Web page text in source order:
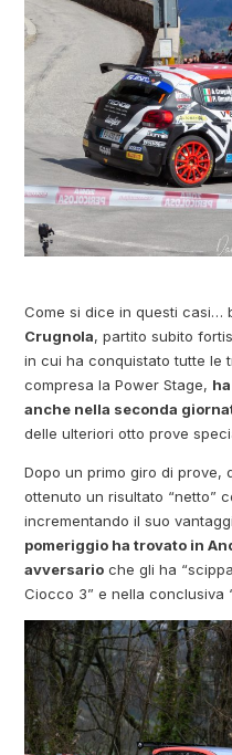
Come si dice in questi casi…
Crugnola, partito subito
in cui ha conquistato tutte le
compresa la Power Stage,
anche nella seconda
delle ulteriori otto prove
Dopo un primo giro di prove,
ottenuto un risultato “netto”
incrementando il suo
pomeriggio ha trovato in
avversario che gli ha
Ciocco 3” e nella conclusiva